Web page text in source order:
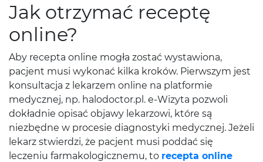
Jak otrzymać receptę
online?
Aby recepta online mogła zostać wystawiona,
pacjent musi wykonać kilka kroków. Pierwszym jest
konsultacja z lekarzem online na platformie
medycznej, np. halodoctor.pl. e-Wizyta pozwoli
dokładnie opisać objawy lekarzowi, które są
niezbędne w procesie diagnostyki medycznej. Jeżeli
lekarz stwierdzi, że pacjent musi poddać się
leczeniu farmakologicznemu, to recepta online